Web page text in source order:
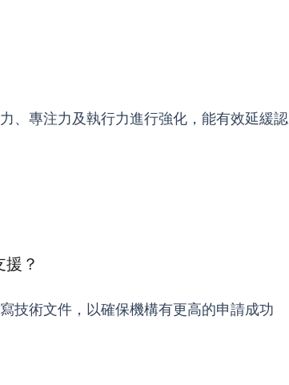
、專注力及執行力進行強化，能有效延緩認
？
技術文件，以確保機構有更高的申請成功